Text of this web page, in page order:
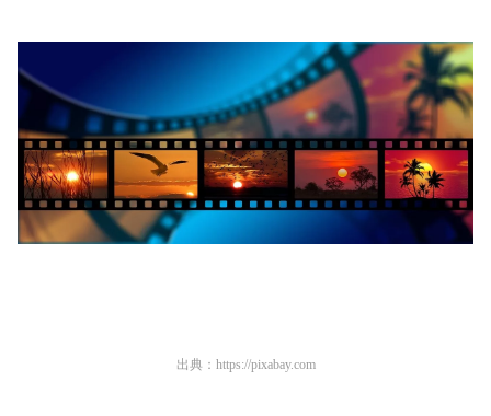
出典： https://pixabay.com